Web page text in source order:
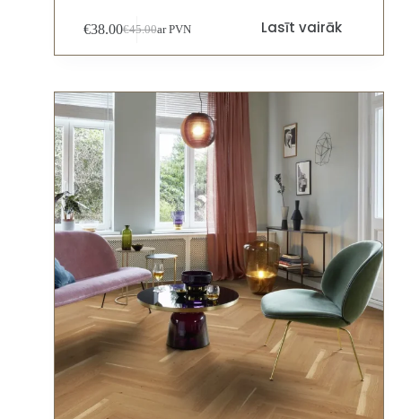
€45.00
€38.00 ar PVN Lasīt vairāk